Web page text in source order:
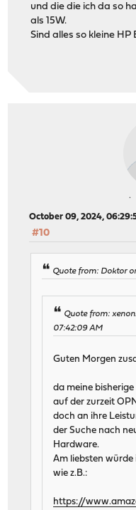
und die die ich da so
als 15W.
Sind alles so kleine HP
October 09, 2024,
#10
Quote from: Doktor
Quote from:
07:42:09 AM
Guten Morgen
da meine
auf der zurzeit
doch an ihre
der Suche nach
Hardware.
Am liebsten
wie z.B.:
https://